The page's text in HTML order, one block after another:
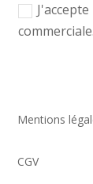
commerciale.
Mentions
CGV